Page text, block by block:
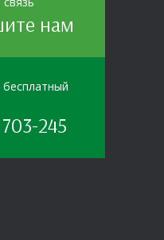
нам
бесплатный
245